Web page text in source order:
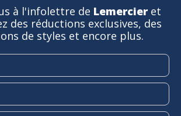
à l'infolettre de Lemercier et
des réductions exclusives, des
de styles et encore plus.